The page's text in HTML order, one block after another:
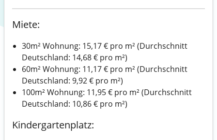
Miete:
30m² Wohnung: 15,17 € pro m² (Durchschnitt
Deutschland: 14,68 € pro m²)
60m² Wohnung: 11,17 € pro m² (Durchschnitt
Deutschland: 9,92 € pro m²)
100m² Wohnung: 11,95 € pro m² (Durchschnitt
Deutschland: 10,86 € pro m²)
Kindergartenplatz: